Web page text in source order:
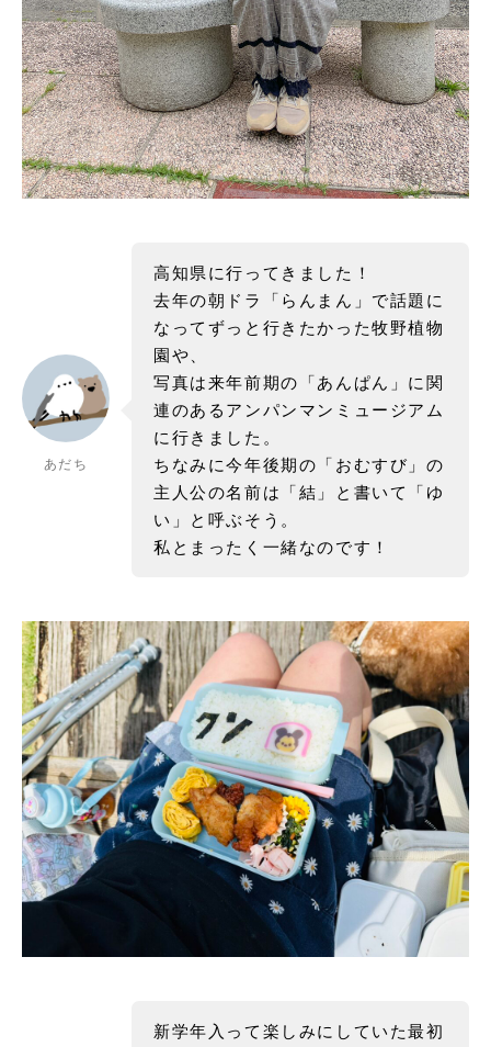
あだち
高知県に行ってきました！
去年の朝ドラ「らんまん」で話題に
なってずっと行きたかった牧野植物
園や、
写真は来年前期の「あんぱん」に関
連のあるアンパンマンミュージアム
に行きました。
ちなみに今年後期の「おむすび」の
主人公の名前は「結」と書いて「ゆ
い」と呼ぶそう。
私とまったく一緒なのです！
新学年入って楽しみにしていた最初